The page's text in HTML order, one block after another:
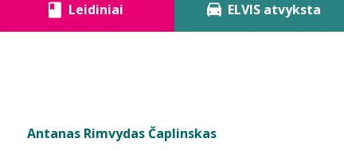
Leidiniai ELVIS atvyksta
Antanas Rimvydas Čaplinskas